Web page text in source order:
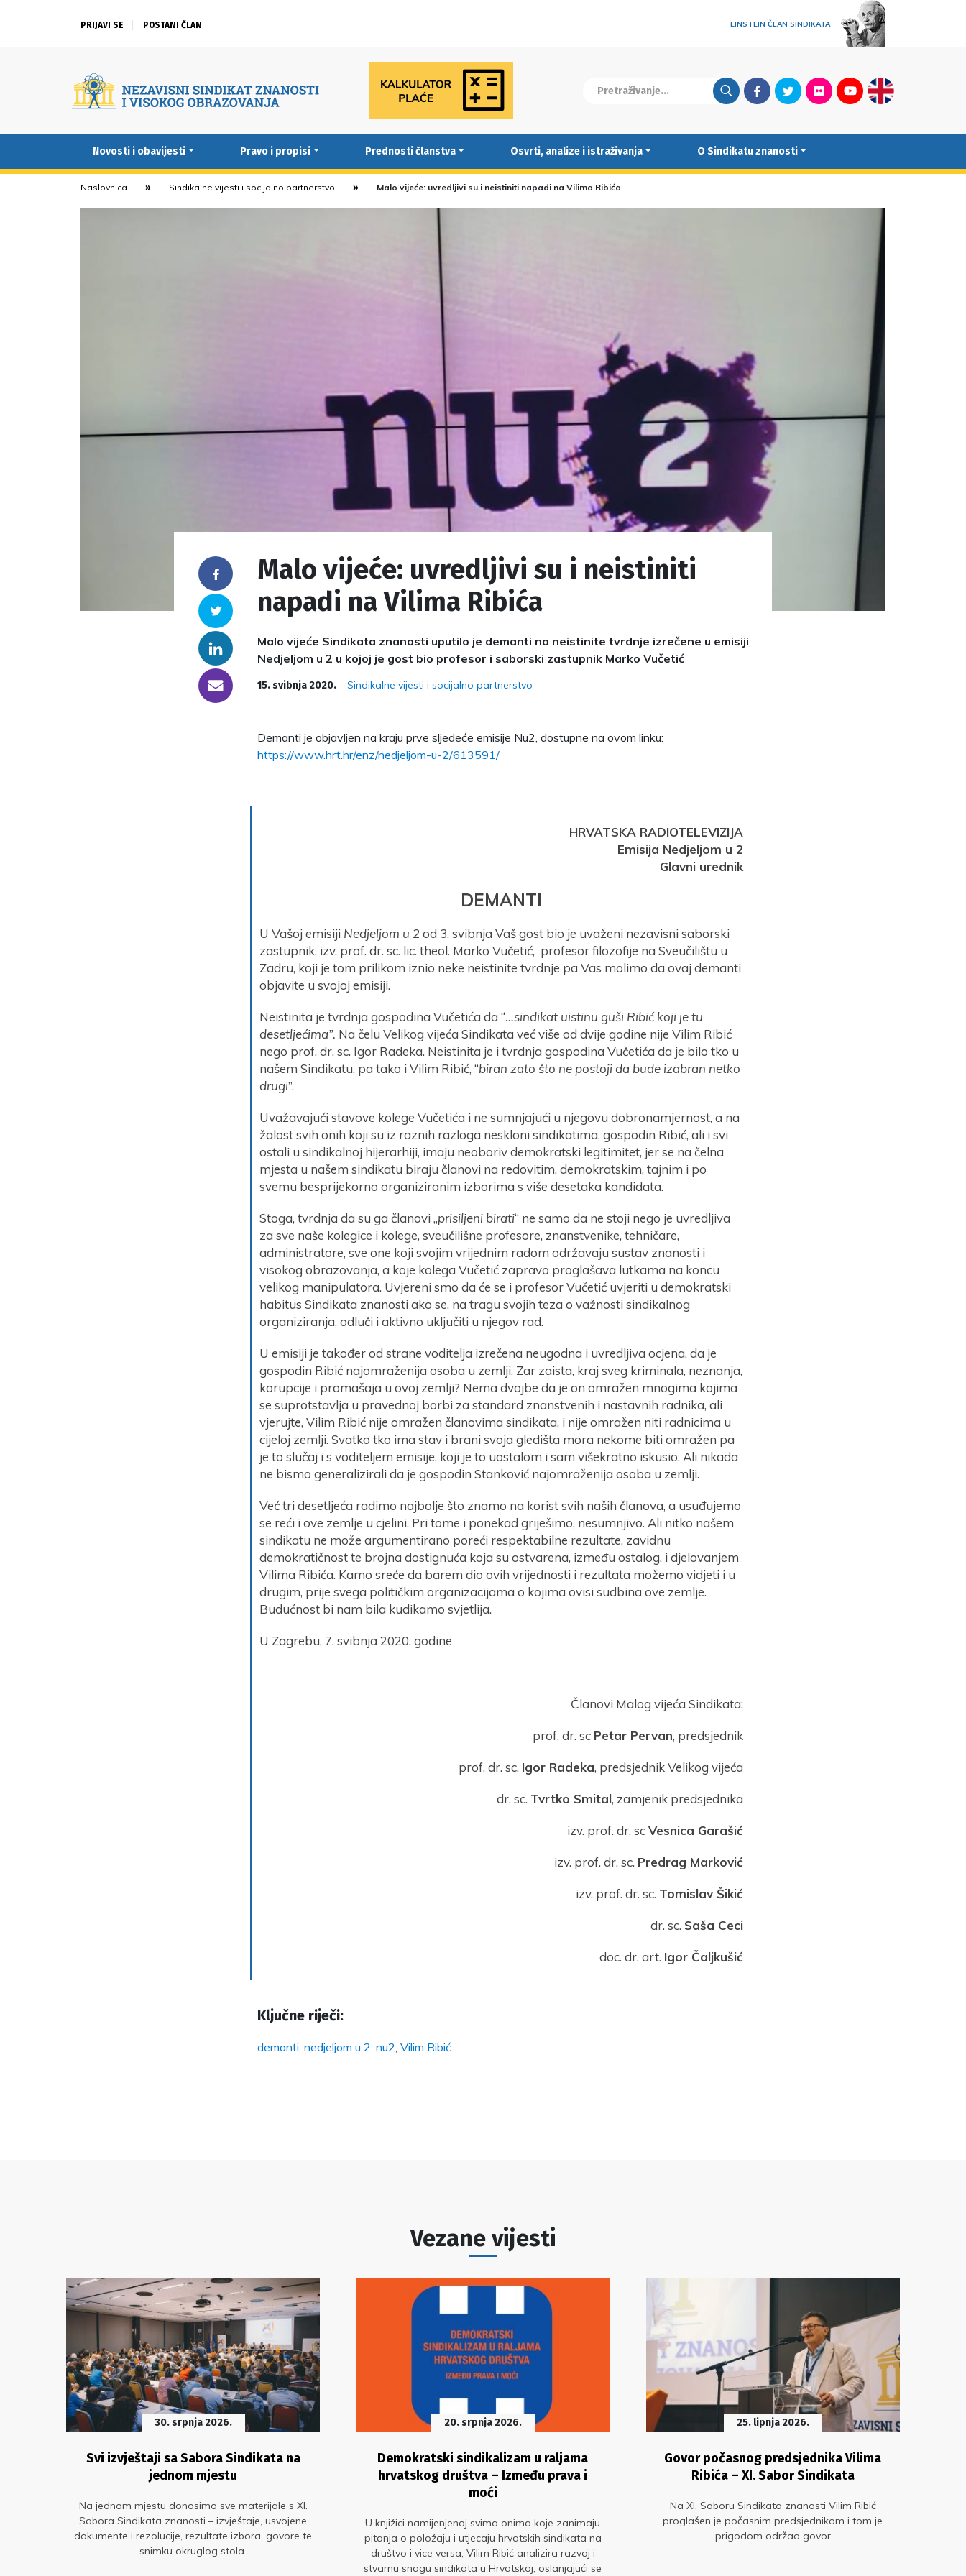
PRIJAVI SE POSTANI ČLAN EINSTEIN ČLAN SINDIKATA
FacebookTwitterFlickrYoutubeEnglish
Novosti i obavijesti Pravo i propisi Prednosti članstva Osvrti, analize i istraživanja O Sindikatu znanosti
Naslovnica Sindikalne vijesti i socijalno partnerstvo Malo vijeće: uvredljivi su i neistiniti napadi na Vilima Ribića
Facebook
Twitter
Linkedin
someone@yoursite.com
Malo vijeće: uvredljivi su i neistiniti
napadi na Vilima Ribića
Malo vijeće Sindikata znanosti uputilo je demanti na neistinite tvrdnje izrečene u emisiji
Nedjeljom u 2 u kojoj je gost bio profesor i saborski zastupnik Marko Vučetić
15. svibnja 2020. Sindikalne vijesti i socijalno partnerstvo
Demanti je objavljen na kraju prve sljedeće emisije Nu2, dostupne na ovom linku:
https://www.hrt.hr/enz/nedjeljom-u-2/613591/
HRVATSKA RADIOTELEVIZIJA
Emisija Nedjeljom u 2
Glavni urednik
DEMANTI
U Vašoj emisiji Nedjeljom u 2 od 3. svibnja Vaš gost bio je uvaženi nezavisni saborski
zastupnik, izv. prof. dr. sc. lic. theol. Marko Vučetić, profesor filozofije na Sveučilištu u
Zadru, koji je tom prilikom iznio neke neistinite tvrdnje pa Vas molimo da ovaj demanti
objavite u svojoj emisiji.
Neistinita je tvrdnja gospodina Vučetića da “…sindikat uistinu guši Ribić koji je tu
desetljećima”. Na čelu Velikog vijeća Sindikata već više od dvije godine nije Vilim Ribić
nego prof. dr. sc. Igor Radeka. Neistinita je i tvrdnja gospodina Vučetića da je bilo tko u
našem Sindikatu, pa tako i Vilim Ribić, “biran zato što ne postoji da bude izabran netko
drugi”.
Uvažavajući stavove kolege Vučetića i ne sumnjajući u njegovu dobronamjernost, a na
žalost svih onih koji su iz raznih razloga neskloni sindikatima, gospodin Ribić, ali i svi
ostali u sindikalnoj hijerarhiji, imaju neoboriv demokratski legitimitet, jer se na čelna
mjesta u našem sindikatu biraju članovi na redovitim, demokratskim, tajnim i po
svemu besprijekorno organiziranim izborima s više desetaka kandidata.
Stoga, tvrdnja da su ga članovi „prisiljeni birati“ ne samo da ne stoji nego je uvredljiva
za sve naše kolegice i kolege, sveučilišne profesore, znanstvenike, tehničare,
administratore, sve one koji svojim vrijednim radom održavaju sustav znanosti i
visokog obrazovanja, a koje kolega Vučetić zapravo proglašava lutkama na koncu
velikog manipulatora. Uvjereni smo da će se i profesor Vučetić uvjeriti u demokratski
habitus Sindikata znanosti ako se, na tragu svojih teza o važnosti sindikalnog
organiziranja, odluči i aktivno uključiti u njegov rad.
U emisiji je također od strane voditelja izrečena neugodna i uvredljiva ocjena, da je
gospodin Ribić najomraženija osoba u zemlji. Zar zaista, kraj sveg kriminala, neznanja,
korupcije i promašaja u ovoj zemlji? Nema dvojbe da je on omražen mnogima kojima
se suprotstavlja u pravednoj borbi za standard znanstvenih i nastavnih radnika, ali
vjerujte, Vilim Ribić nije omražen članovima sindikata, i nije omražen niti radnicima u
cijeloj zemlji. Svatko tko ima stav i brani svoja gledišta mora nekome biti omražen pa
je to slučaj i s voditeljem emisije, koji je to uostalom i sam višekratno iskusio. Ali nikada
ne bismo generalizirali da je gospodin Stanković najomraženija osoba u zemlji.
Već tri desetljeća radimo najbolje što znamo na korist svih naših članova, a usuđujemo
se reći i ove zemlje u cjelini. Pri tome i ponekad griješimo, nesumnjivo. Ali nitko našem
sindikatu ne može argumentirano poreći respektabilne rezultate, zavidnu
demokratičnost te brojna dostignuća koja su ostvarena, između ostalog, i djelovanjem
Vilima Ribića. Kamo sreće da barem dio ovih vrijednosti i rezultata možemo vidjeti i u
drugim, prije svega političkim organizacijama o kojima ovisi sudbina ove zemlje.
Budućnost bi nam bila kudikamo svjetlija.
U Zagrebu, 7. svibnja 2020. godine
Članovi Malog vijeća Sindikata:
prof. dr. sc Petar Pervan, predsjednik
prof. dr. sc. Igor Radeka, predsjednik Velikog vijeća
dr. sc. Tvrtko Smital, zamjenik predsjednika
izv. prof. dr. scVesnica Garašić
izv. prof. dr. sc. Predrag Marković
izv. prof. dr. sc. Tomislav Šikić
dr. sc. Saša Ceci
doc. dr. art. Igor Čaljkušić
Ključne riječi:
demanti, nedjeljom u 2, nu2, Vilim Ribić
Vezane vijesti
30. srpnja 2026.
Svi izvještaji sa Sabora Sindikata na
jednom mjestu
Na jednom mjestu donosimo sve materijale s XI.
Sabora Sindikata znanosti – izvještaje, usvojene
dokumente i rezolucije, rezultate izbora, govore te
snimku okruglog stola.
20. srpnja 2026.
Demokratski sindikalizam u raljama
hrvatskog društva – Između prava i
moći
U knjižici namijenjenoj svima onima koje zanimaju
pitanja o položaju i utjecaju hrvatskih sindikata na
društvo i vice versa, Vilim Ribić analizira razvoj i
stvarnu snagu sindikata u Hrvatskoj, oslanjajući se
25. lipnja 2026.
Govor počasnog predsjednika Vilima
Ribića – XI. Sabor Sindikata
Na XI. Saboru Sindikata znanosti Vilim Ribić
proglašen je počasnim predsjednikom i tom je
prigodom održao govor